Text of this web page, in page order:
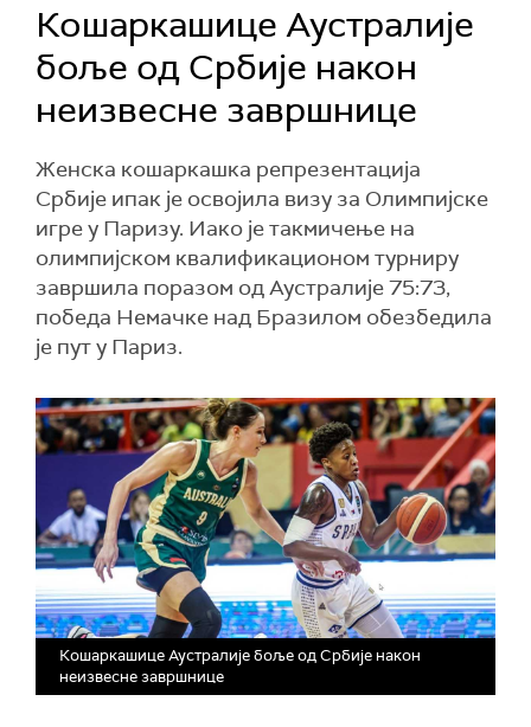
Кошаркашице Аустралије
боље од Србије након
неизвесне завршнице
Женска кошаркашка репрезентација
Србије ипак је освојила визу за Олимпијске
игре у Паризу. Иако је такмичење на
олимпијском квалификационом турниру
завршила поразом од Аустралије 75:73,
победа Немачке над Бразилом обезбедила
је пут у Париз.
Кошаркашице Аустралије боље од Србије након
неизвесне завршнице